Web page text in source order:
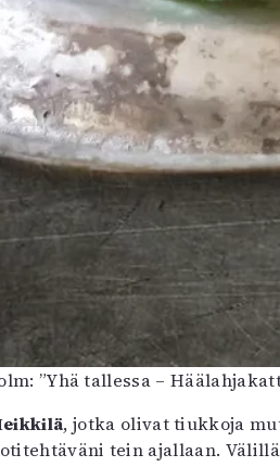
”Yhä tallessa –
, jotka olivat tiukkoja
tein ajallaan.